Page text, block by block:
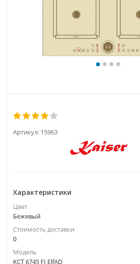
Артикул: 15963
Характеристики
Цвет
Бежевый
Стоимость доставки
0
Модель
KCT 6745 FI ElfAD